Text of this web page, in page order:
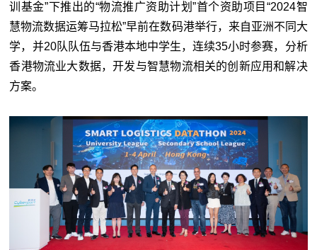
训基金”下推出的“物流推广资助计划”首个资助项目“2024智
慧物流数据运筹马拉松”早前在数码港举行，来自亚洲不同大
学，并20队队伍与香港本地中学生，连续35小时参赛，分析
香港物流业大数据，开发与智慧物流相关的创新应用和解决
方案。